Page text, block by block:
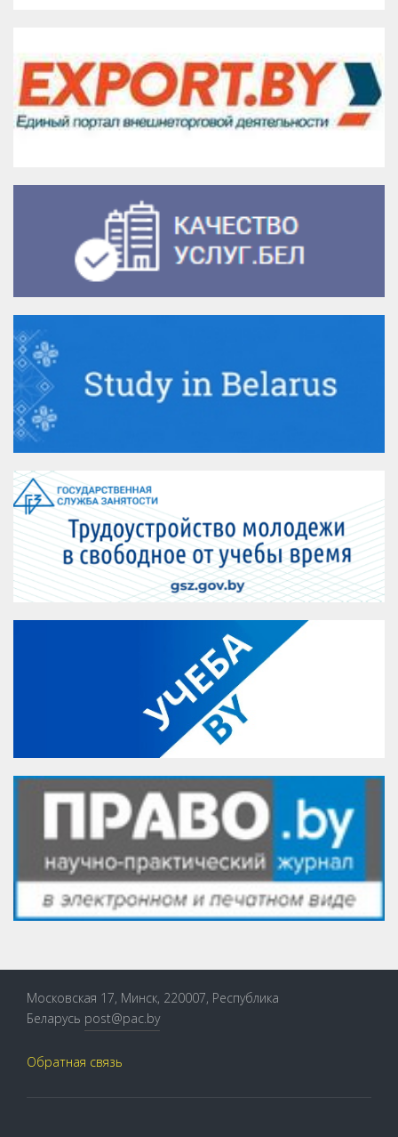
Московская 17, Минск, 220007, Республика
Беларусь post@pac.by
Обратная связь